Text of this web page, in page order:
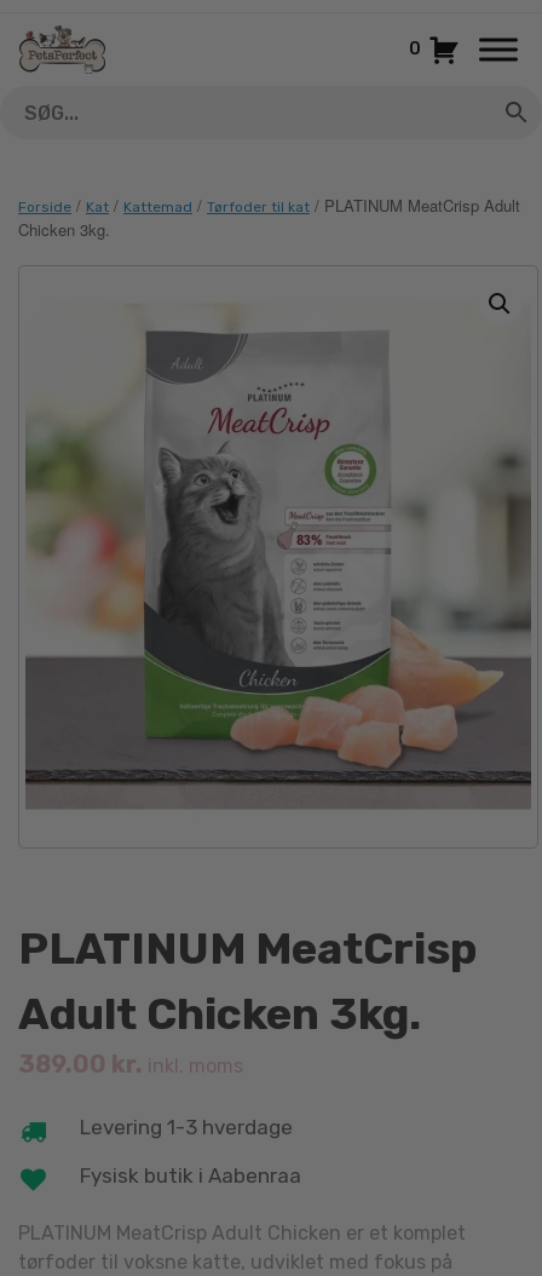
indhold
0
Forside / Kat / Kattemad / Tørfoder til kat / PLATINUM MeatCrisp Adult
Chicken 3kg.
PLATINUM MeatCrisp
Adult Chicken 3kg.
389.00 kr. inkl. moms
Levering 1-3 hverdage
Fysisk butik i Aabenraa
PLATINUM MeatCrisp Adult Chicken er et komplet
tørfoder til voksne katte, udviklet med fokus på